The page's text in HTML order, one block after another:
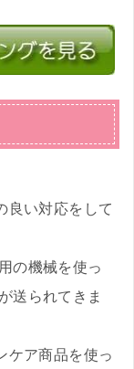
良い対応をして
の機械を使っ
送られてきま
ケア商品を使っ